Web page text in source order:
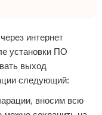
интернет
установки ПО
выход
следующий:
вносим всю